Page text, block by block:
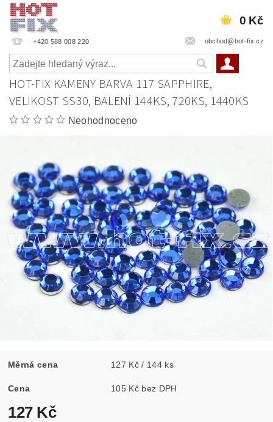
+420 588 008 220 obchod@hot-fix.cz
0 Kč
HOT-FIX KAMENY BARVA 117 SAPPHIRE,
VELIKOST SS30, BALENÍ 144KS, 720KS, 1440KS
Neohodnoceno
Měrná cena 127 Kč / 144 ks
Cena 105 Kč bez DPH
127 Kč